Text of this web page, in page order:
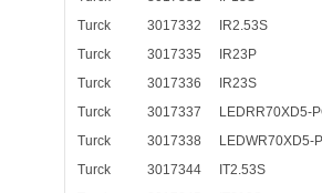
Turck
3017332
IR2.53S
Turck
3017335
IR23P
Turck
3017336
IR23S
Turck
3017337
LEDRR70XD5-
Turck
3017338
LEDWR70XD5-
Turck
3017344
IT2.53S